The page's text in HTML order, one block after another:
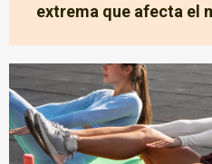
extrema que afecta el